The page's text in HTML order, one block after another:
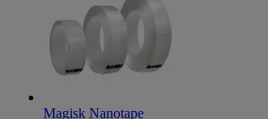
Magisk Nanotape